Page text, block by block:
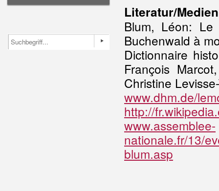
Literatur/
Blum, Léon:
Buchenwald à
Dictionnaire
François
Christine
www.dhm.de/
http://
www.assemblee-
nationale.fr/13/
blum.asp